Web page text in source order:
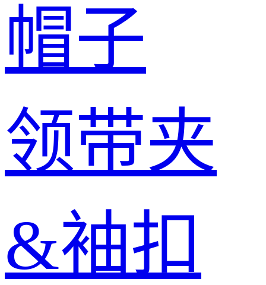
帽子
领带夹
&袖扣